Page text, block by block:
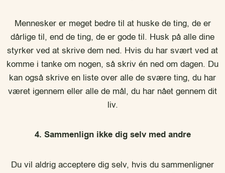
Mennesker er meget bedre til at huske de ting, de er
dårlige til, end de ting, de er gode til. Husk på alle dine
styrker ved at skrive dem ned. Hvis du har svært ved at
komme i tanke om nogen, så skriv én ned om dagen. Du
kan også skrive en liste over alle de svære ting, du har
været igennem eller alle de mål, du har nået gennem dit
liv.
4. Sammenlign ikke dig selv med andre
Du vil aldrig acceptere dig selv, hvis du sammenligner